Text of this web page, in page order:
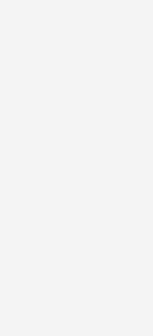
werden. Verbraucher haben
und komfortabler,
regional ansässige
Das Suchergebnis kann
beispielsweise „Bad“,
Heizöl“ feinjustiert werden;
gepflegte
SHK NRW zurück.
in Köln
Betriebe wird hier mit seinem
„10 gute Gründe“
Vorteilspaket er bei der
erhält. Zusätzliche
Experten-Know-
Inhalte, die Endkunden
Wasser, Wärme, Raumklima,